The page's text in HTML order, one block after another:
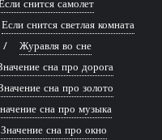
снится самолет
Если снится светлая комната
Журавля во сне
сна про дорога
сна про золото
сна про музыка
Значение сна про окно